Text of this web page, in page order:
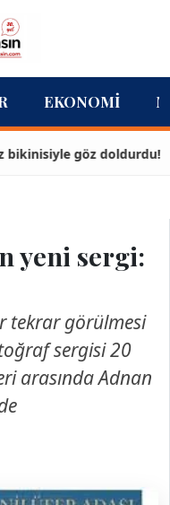
EKONOMI
göz doldurdu!
yeni sergi:
tekrar görülmesi
sergisi 20
arasında Adnan